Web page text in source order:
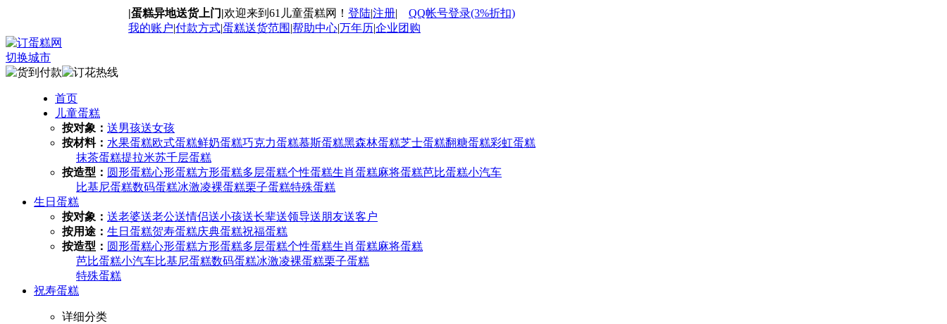
|蛋糕异地送货上门|欢迎来到61儿童蛋糕网！ 登陆|注册|
QQ帐号登录(3%折扣)
我的账户|付款方式|蛋糕送货范围 |帮助中心|万年历|企业团购
切换城市
首页
儿童蛋糕
按对象： 送男孩送女孩
按材料： 水果蛋糕欧式蛋糕鲜奶蛋糕巧克力蛋糕慕斯蛋糕黑森林蛋糕芝士蛋糕翻糖蛋糕彩虹蛋糕
抹茶蛋糕提拉米苏千层蛋糕
按造型： 圆形蛋糕心形蛋糕方形蛋糕多层蛋糕个性蛋糕生肖蛋糕麻将蛋糕芭比蛋糕小汽车
比基尼蛋糕数码蛋糕冰激凌裸蛋糕栗子蛋糕特殊蛋糕
生日蛋糕
按对象： 送老婆送老公送情侣送小孩送长辈送领导送朋友送客户
按用途： 生日蛋糕贺寿蛋糕庆典蛋糕祝福蛋糕
按造型： 圆形蛋糕心形蛋糕方形蛋糕多层蛋糕个性蛋糕生肖蛋糕麻将蛋糕
芭比蛋糕小汽车比基尼蛋糕数码蛋糕冰激凌裸蛋糕栗子蛋糕
特殊蛋糕
祝寿蛋糕
详细分类